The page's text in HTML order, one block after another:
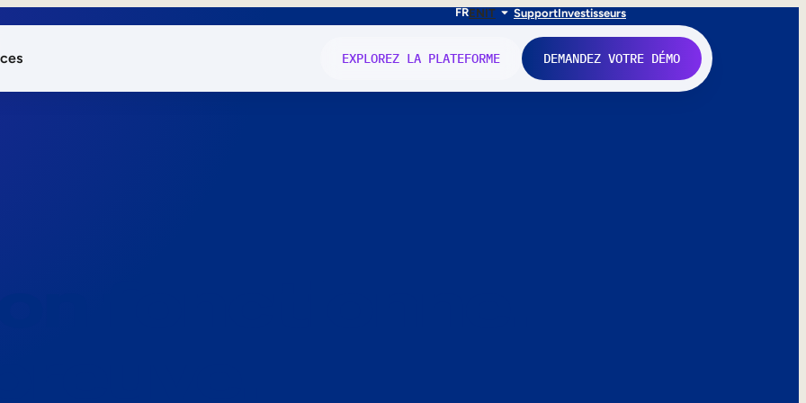
FRENIT SupportInvestisseurs
EXPLOREZ LA PLATEFORME DEMANDEZ VOTRE DÉMO